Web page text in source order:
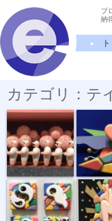
プ
納
カテゴリ：テ
チイサクマエ... 細部を
進化のプロセス 愛のカ